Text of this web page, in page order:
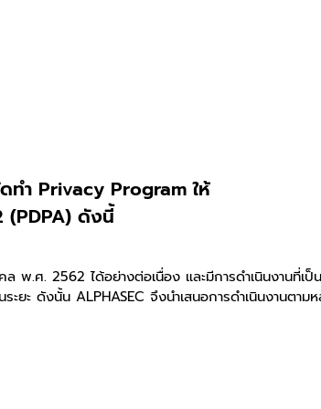
ดทำ Privacy Program ให้
ดังนี้
.ศ. 2562 ได้อย่างต่อเนื่อง และมีการดำเนินงานที่เ
ะยะ ดังนั้น ALPHASEC จึงนำเสนอการดำเนินงานต